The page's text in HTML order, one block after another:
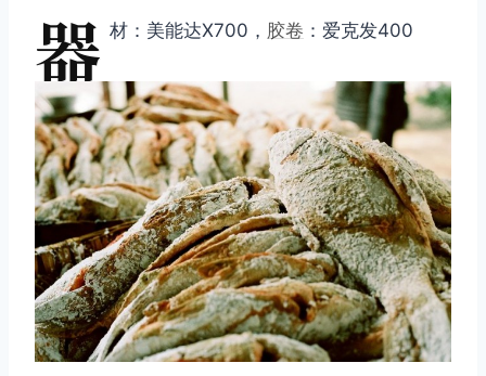
器 材：美能达X700， 胶卷 ：爱克发400